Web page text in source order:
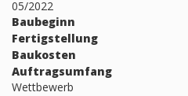
05/2022
Baubeginn
Fertigstellung
Baukosten
Auftragsumfang
Wettbewerb